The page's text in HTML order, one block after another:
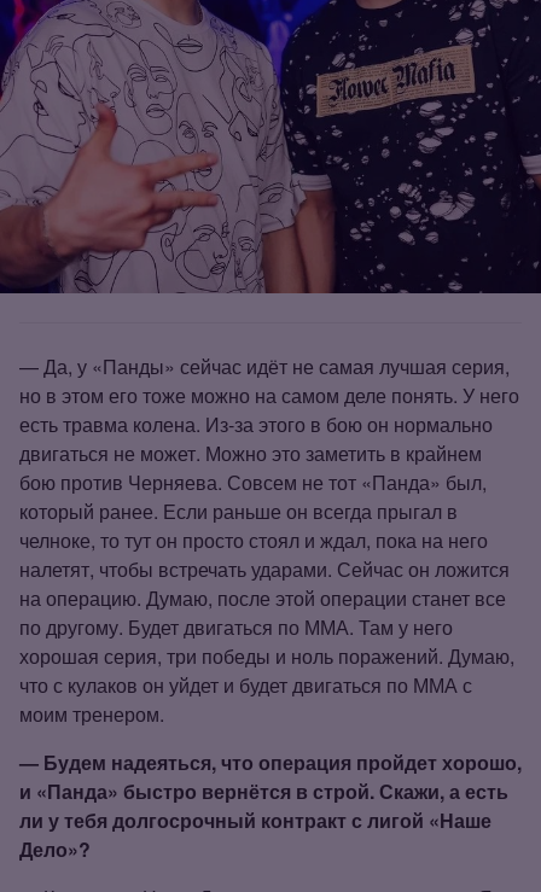
— Да, у «Панды» сейчас идёт не самая лучшая серия,
но в этом его тоже можно на самом деле понять. У него
есть травма колена. Из‑за этого в бою он нормально
двигаться не может. Можно это заметить в крайнем
бою против Черняева. Совсем не тот «Панда» был,
который ранее. Если раньше он всегда прыгал в
челноке, то тут он просто стоял и ждал, пока на него
налетят, чтобы встречать ударами. Сейчас он ложится
на операцию. Думаю, после этой операции станет все
по другому. Будет двигаться по ММА. Там у него
хорошая серия, три победы и ноль поражений. Думаю,
что с кулаков он уйдет и будет двигаться по ММА с
моим тренером.
— Будем надеяться, что операция пройдет хорошо,
и «Панда» быстро вернётся в строй. Скажи, а есть
ли у тебя долгосрочный контракт с лигой «Наше
Дело»?